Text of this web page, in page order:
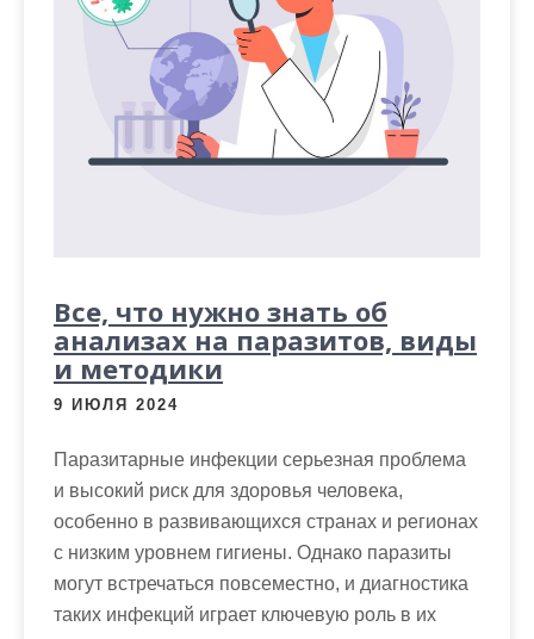
Все, что нужно знать об
анализах на паразитов, виды
и методики
9 ИЮЛЯ 2024
Паразитарные инфекции серьезная проблема
и высокий риск для здоровья человека,
особенно в развивающихся странах и регионах
с низким уровнем гигиены. Однако паразиты
могут встречаться повсеместно, и диагностика
таких инфекций играет ключевую роль в их